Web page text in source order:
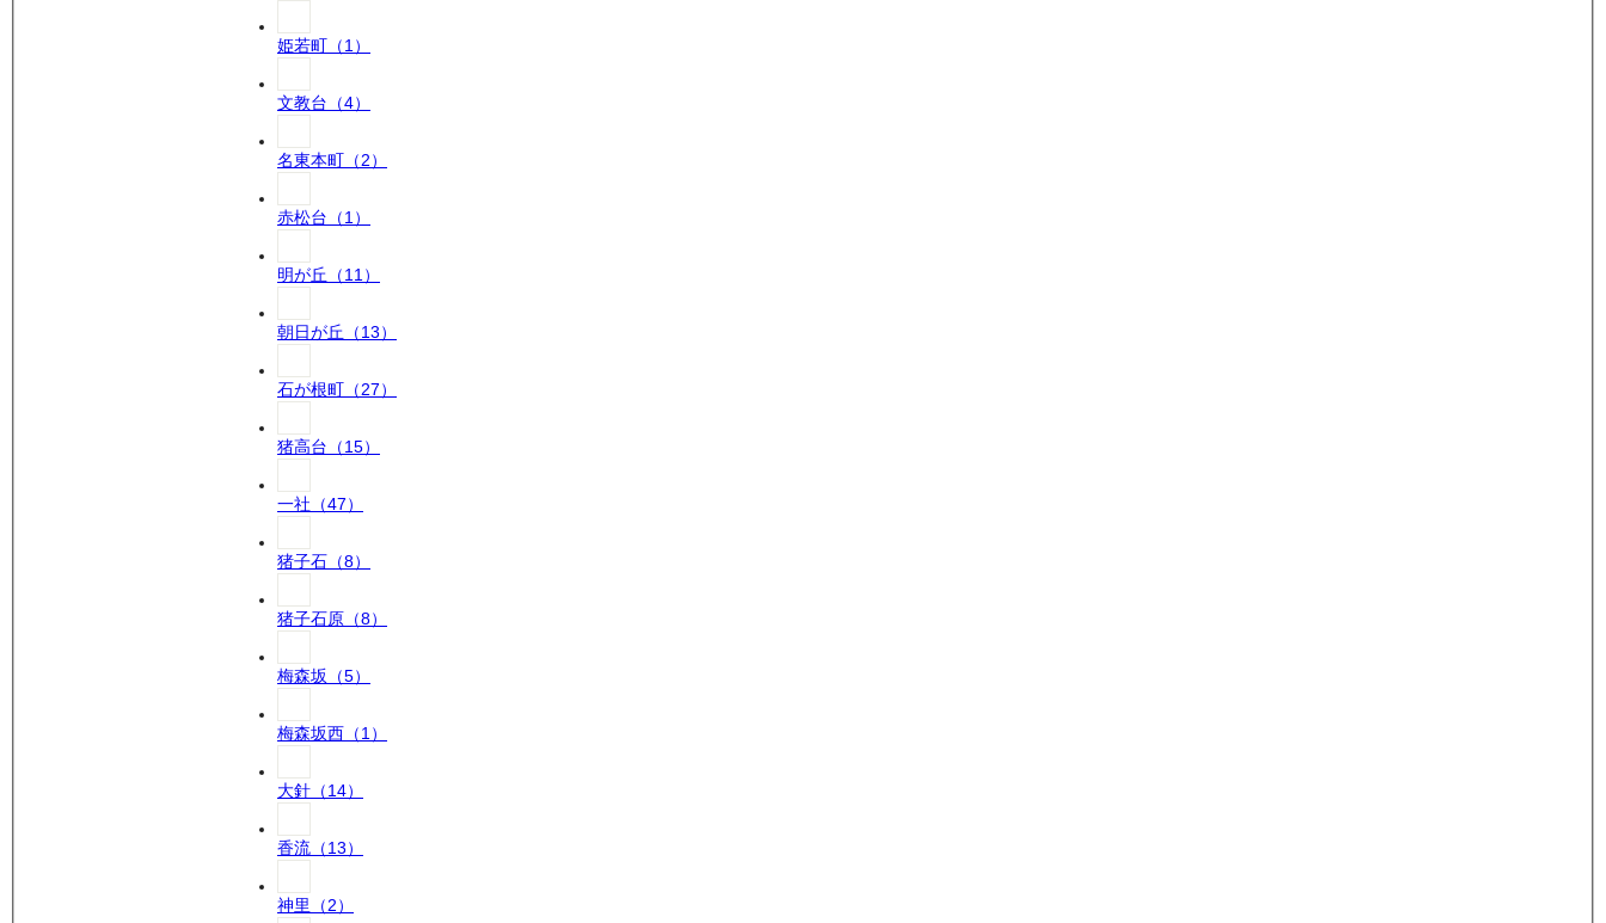
姫若町 （1）
文教台 （4）
名東本町 （2）
赤松台 （1）
明が丘 （11）
朝日が丘 （13）
石が根町 （27）
猪高台 （15）
一社 （47）
猪子石 （8）
猪子石原 （8）
梅森坂 （5）
梅森坂西 （1）
大針 （14）
香流 （13）
神里 （2）